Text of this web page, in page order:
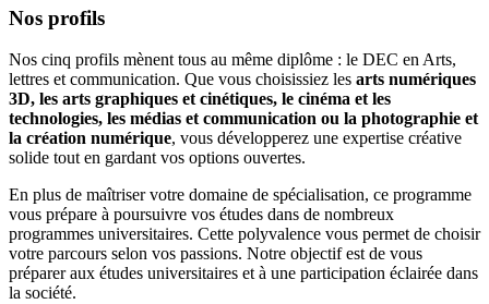
Nos profils
Nos cinq profils mènent tous au même diplôme : le DEC en Arts,
lettres et communication. Que vous choisissiez les arts numériques
3D, les arts graphiques et cinétiques, le cinéma et les
technologies, les médias et communication ou la photographie et
la création numérique, vous développerez une expertise créative
solide tout en gardant vos options ouvertes.
En plus de maîtriser votre domaine de spécialisation, ce programme
vous prépare à poursuivre vos études dans de nombreux
programmes universitaires. Cette polyvalence vous permet de choisir
votre parcours selon vos passions. Notre objectif est de vous
préparer aux études universitaires et à une participation éclairée dans
la société.